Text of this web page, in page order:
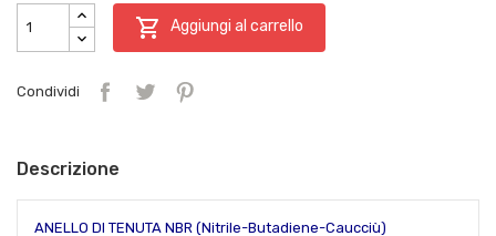
 Aggiungi al carrello
Condividi
Descrizione
ANELLO DI TENUTA NBR (Nitrile-Butadiene-Caucciù)